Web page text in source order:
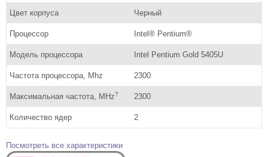
Цвет корпуса Черный
Процессор Intel® Pentium®
Модель процессора Intel Pentium Gold 5405U
Частота процессора, Mhz 2300
Максимальная частота, MHz? 2300
Количество ядер 2
Посмотреть все характеристики